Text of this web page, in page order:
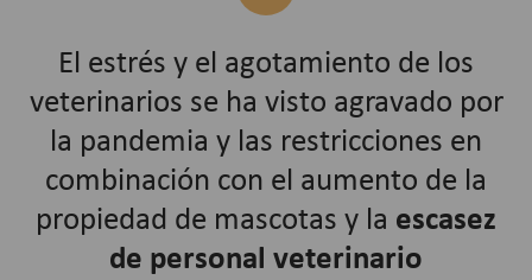
El estrés y el agotamiento de los
veterinarios se ha visto agravado por
la pandemia y las restricciones en
combinación con el aumento de la
propiedad de mascotas y la escasez
de personal veterinario